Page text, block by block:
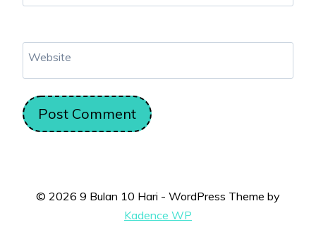
Website
© 2026 9 Bulan 10 Hari - WordPress Theme by
Kadence WP